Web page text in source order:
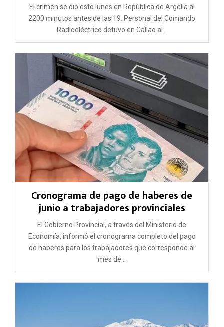
El crimen se dio este lunes en República de Argelia al
2200 minutos antes de las 19. Personal del Comando
Radioeléctrico detuvo en Callao al...
Cronograma de pago de haberes de
junio a trabajadores provinciales
El Gobierno Provincial, a través del Ministerio de
Economía, informó el cronograma completo del pago
de haberes para los trabajadores que corresponde al
mes de...